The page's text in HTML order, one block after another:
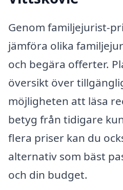
Genom familjejurist-
jämföra olika
och begära offerter.
översikt över
möjligheten att läsa
betyg från tidigare
flera priser kan du
alternativ som bäst
och din budget.